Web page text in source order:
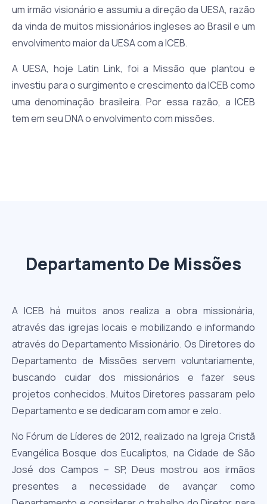
um irmão visionário e assumiu a direção da UESA, razão
da vinda de muitos missionários ingleses ao Brasil e um
envolvimento maior da UESA com a ICEB.
A UESA, hoje Latin Link, foi a Missão que plantou e
investiu para o surgimento e crescimento da ICEB como
uma denominação brasileira. Por essa razão, a ICEB
tem em seu DNA o envolvimento com missões.
Departamento De Missões
A ICEB há muitos anos realiza a obra missionária,
através das igrejas locais e mobilizando e informando
através do Departamento Missionário. Os Diretores do
Departamento de Missões servem voluntariamente,
buscando cuidar dos missionários e fazer seus
projetos conhecidos. Muitos Diretores passaram pelo
Departamento e se dedicaram com amor e zelo.
No Fórum de Líderes de 2012, realizado na Igreja Cristã
Evangélica Bosque dos Eucaliptos, na Cidade de São
José dos Campos – SP, Deus mostrou aos irmãos
presentes a necessidade de avançar como